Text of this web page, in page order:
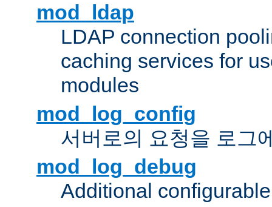
mod_ldap
LDAP connection
caching services for
modules
mod_log_config
서버로의 요청을 로그
mod_log_debug
Additional